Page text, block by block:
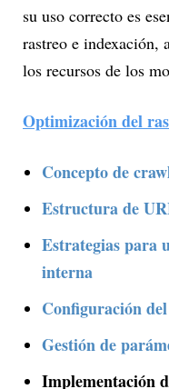
su uso correcto es
rastreo e indexación,
los recursos de los
Optimización del
Concepto de
Estructura de
Estrategias para
interna
Configuración
Gestión de
Implementación